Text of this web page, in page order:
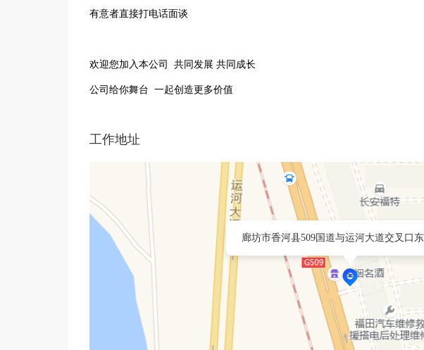
有意者直接打电话面谈
欢迎您加入本公司 共同发展 共同成长
公司给你舞台 一起创造更多价值
工作地址
廊坊市香河县509国道与运河大道交叉口